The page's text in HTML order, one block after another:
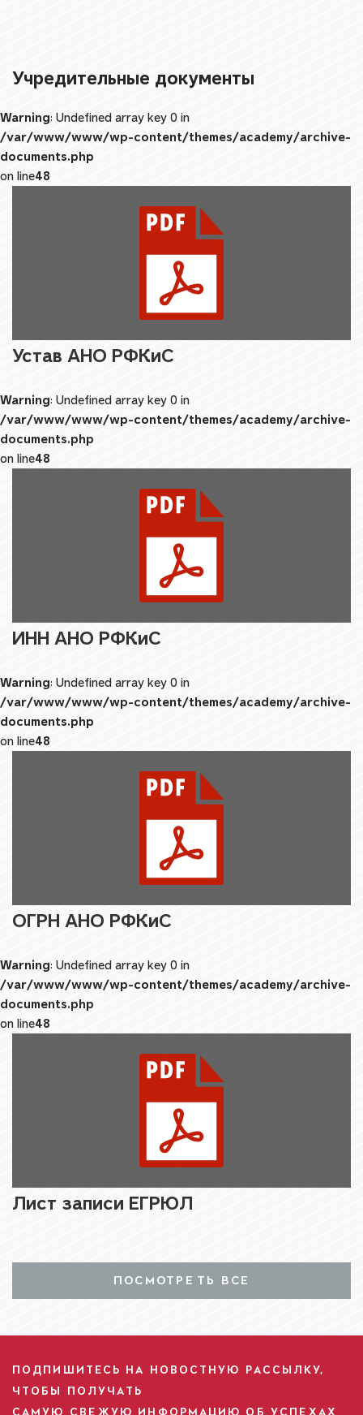
Учредительные документы
Warning: Undefined array key 0 in
/var/www/www/wp-content/themes/academy/archive-
documents.php
on line48
Устав АНО РФКиС
Warning: Undefined array key 0 in
/var/www/www/wp-content/themes/academy/archive-
documents.php
on line48
ИНН АНО РФКиС
Warning: Undefined array key 0 in
/var/www/www/wp-content/themes/academy/archive-
documents.php
on line48
ОГРН АНО РФКиС
Warning: Undefined array key 0 in
/var/www/www/wp-content/themes/academy/archive-
documents.php
on line48
Лист записи ЕГРЮЛ
ПОСМОТРЕТЬ ВСЕ
ПОДПИШИТЕСЬ НА НОВОСТНУЮ РАССЫЛКУ,
ЧТОБЫ ПОЛУЧАТЬ
САМУЮ СВЕЖУЮ ИНФОРМАЦИЮ ОБ УСПЕХАХ